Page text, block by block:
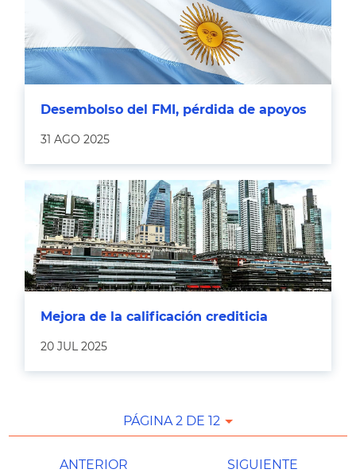
Desembolso del FMI, pérdida de apoyos
31 AGO 2025
Mejora de la calificación crediticia
20 JUL 2025
PÁGINA 2 DE 12
ANTERIOR SIGUIENTE